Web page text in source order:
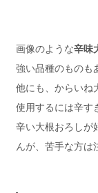
画像のような辛味
強い品種のものも
他にも、からいね
使用するには辛す
辛い大根おろしが
んが、苦手な方は